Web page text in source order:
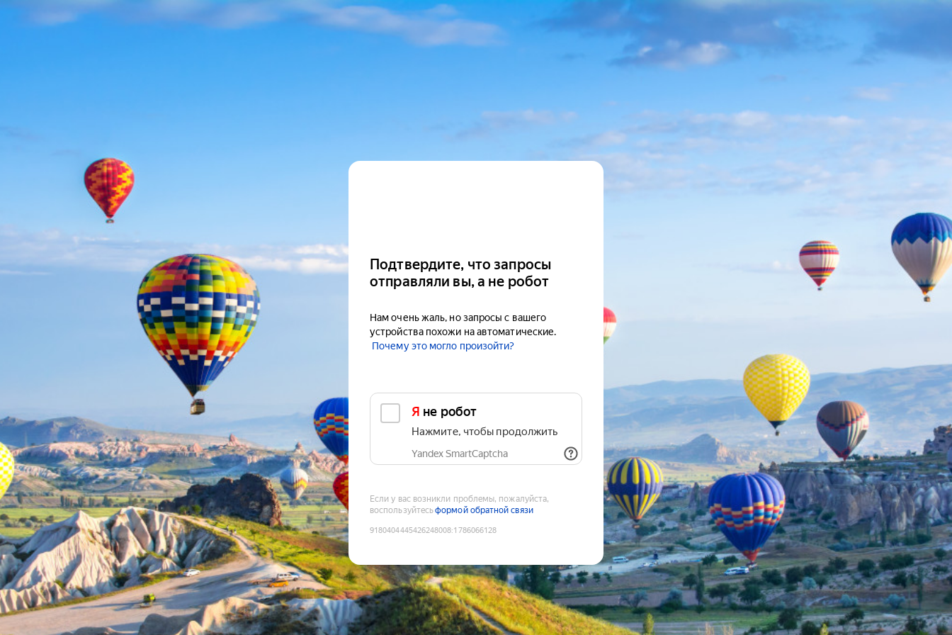
Подтвердите, что запросы
отправляли вы, а не робот
Нам очень жаль, но запросы с вашего
устройства похожи на автоматические.
Почему это могло произойти?
Я не робот
Нажмите, чтобы продолжить
Yandex SmartCaptcha
Если у вас возникли проблемы, пожалуйста,
воспользуйтесьформой обратной связи
9180404445426248008:1786066128